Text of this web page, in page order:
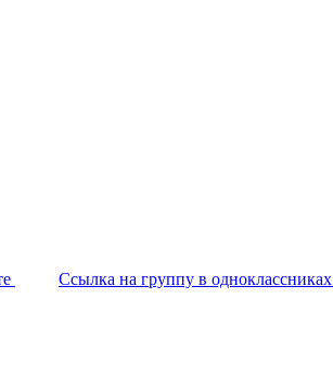
Ссылка на группу в одноклассниках